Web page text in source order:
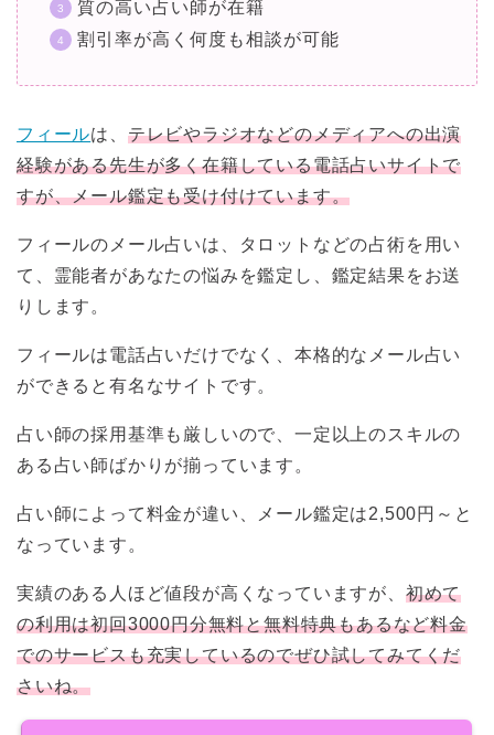
質の高い占い師が在籍
割引率が高く何度も相談が可能
フィールは、 テレビやラジオなどのメディアへの出演
経験がある先生が多く在籍している電話占いサイトで
すが、メール鑑定も受け付けています。
フィールのメール占いは、タロットなどの占術を用い
て、霊能者があなたの悩みを鑑定し、鑑定結果をお送
りします。
フィールは電話占いだけでなく、本格的なメール占い
ができると有名なサイトです。
占い師の採用基準も厳しいので、一定以上のスキルの
ある占い師ばかりが揃っています。
占い師によって料金が違い、メール鑑定は2,500円～と
なっています。
実績のある人ほど値段が高くなっていますが、 初めて
の利用は初回3000円分無料と無料特典もあるなど料金
でのサービスも充実しているのでぜひ試してみてくだ
さいね。